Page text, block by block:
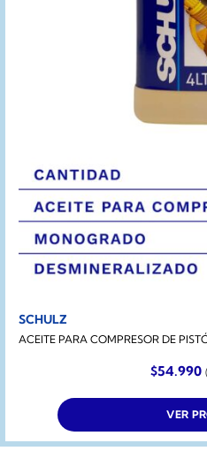
SCHULZ
ACEITE PARA COMPRESOR DE
$54.990
VER